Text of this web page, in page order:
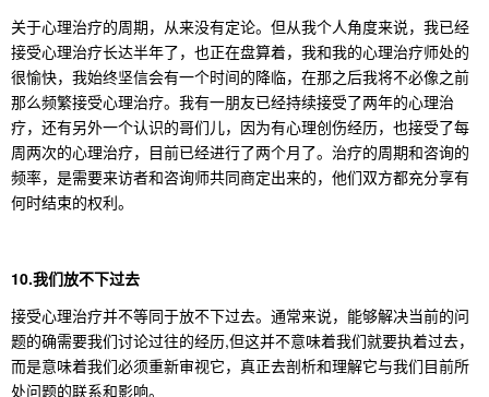
关于心理治疗的周期，从来没有定论。但从我个人角度来说，我已经
接受心理治疗长达半年了，也正在盘算着，我和我的心理治疗师处的
很愉快，我始终坚信会有一个时间的降临，在那之后我将不必像之前
那么频繁接受心理治疗。我有一朋友已经持续接受了两年的心理治
疗，还有另外一个认识的哥们儿，因为有心理创伤经历，也接受了每
周两次的心理治疗，目前已经进行了两个月了。治疗的周期和咨询的
频率，是需要来访者和咨询师共同商定出来的，他们双方都充分享有
何时结束的权利。
10.我们放不下过去
接受心理治疗并不等同于放不下过去。通常来说，能够解决当前的问
题的确需要我们讨论过往的经历,但这并不意味着我们就要执着过去，
而是意味着我们必须重新审视它，真正去剖析和理解它与我们目前所
处问题的联系和影响。